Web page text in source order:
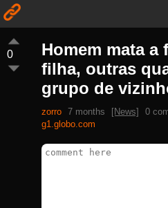
0
Homem mata a
filha, outras
grupo de
zorro 7 months [News]
0
g1.globo.com